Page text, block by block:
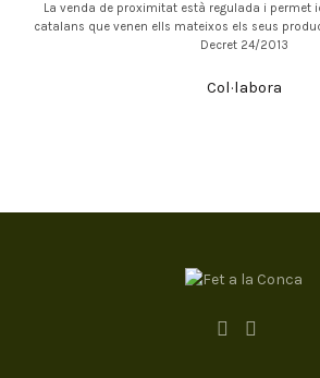
La venda de proximitat està regulada i permet
catalans que venen ells mateixos els seus
Decret 24/2013
Col·labora